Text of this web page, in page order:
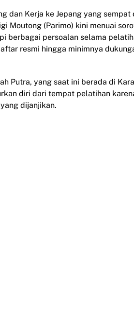
dan Kerja ke Jepang yang
Moutong (Parimo) kini menuai
berbagai persoalan selama
resmi hingga minimnya
Putra, yang saat ini berada di
diri dari tempat pelatihan
dijanjikan.